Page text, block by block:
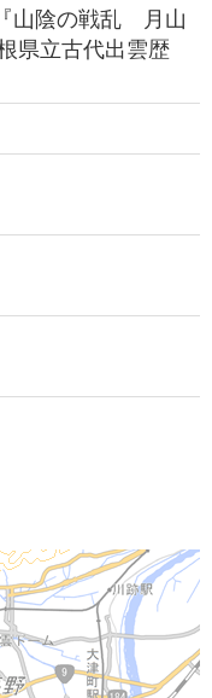
山陰の戦乱 月山
県立古代出雲歴